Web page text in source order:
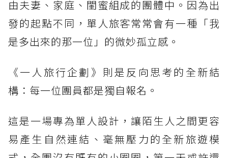
由夫妻、家庭、閨蜜組成的團體中。因為出
發的起點不同，單人旅客常常會有一種「我
是多出來的那一位」的微妙孤立感。
《一人旅行企劃》則是反向思考的全新結
構：每一位團員都是獨自報名。
這是一場專為單人設計，讓陌生人之間更容
易產生自然連結、毫無壓力的全新旅遊模